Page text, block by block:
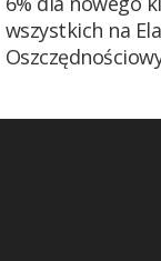
wszystkich na